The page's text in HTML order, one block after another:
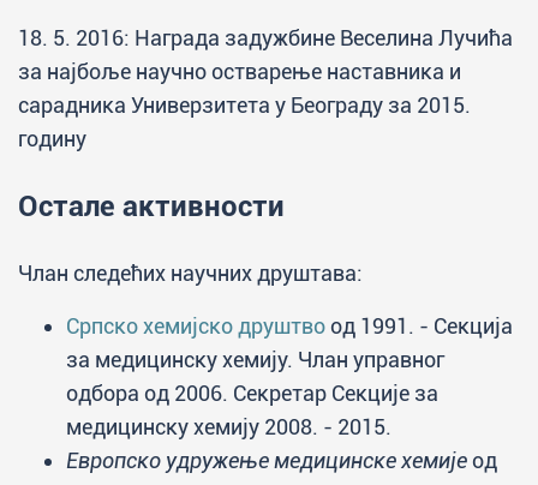
18. 5. 2016: Награда задужбине Веселина Лучића
за најбоље научно остварење наставника и
сарадника Универзитета у Београду за 2015.
годину
Остале активности
Члан следећих научних друштава:
Српско хемијско друштвоод 1991. - Секција
за медицинску хемију. Члан управног
одбора од 2006. Секретар Секције за
медицинску хемију 2008. - 2015.
Европско удружење медицинске хемијеод